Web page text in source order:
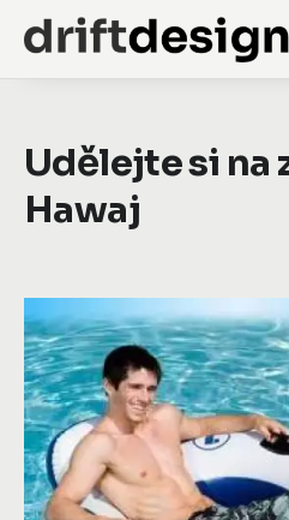
Udělejte si na
Hawaj